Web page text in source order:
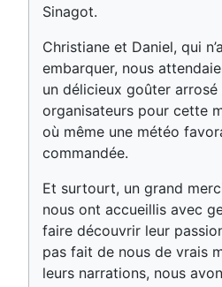
Sinagot.
Christiane et Daniel, qui
embarquer, nous
un délicieux goûter
organisateurs pour cette
où même une météo
commandée.
Et surtourt, un grand
nous ont accueillis avec
faire découvrir leur
pas fait de nous de vrais
leurs narrations, nous